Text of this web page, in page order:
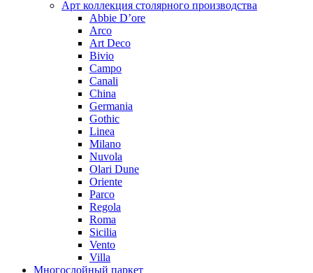
Арт коллекция столярного производства
Abbie D’ore
Arco
Art Deco
Bivio
Campo
Canali
China
Germania
Gothic
Linea
Milano
Nuvola
Olari Dune
Oriente
Parco
Regola
Roma
Sicilia
Vento
Villa
Многослойный паркет